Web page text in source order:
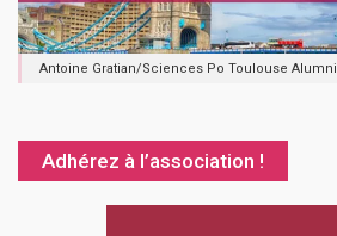
Antoine Gratian/Sciences Po Toulouse Alumni
Adhérez à l’association !